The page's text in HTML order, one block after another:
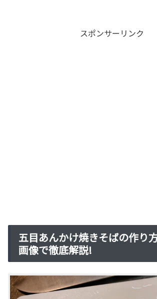
スポンサーリンク
五目あんかけ焼きそばの作り
画像で徹底解説!